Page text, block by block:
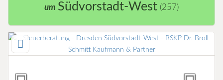
um Südvorstadt-West (257)